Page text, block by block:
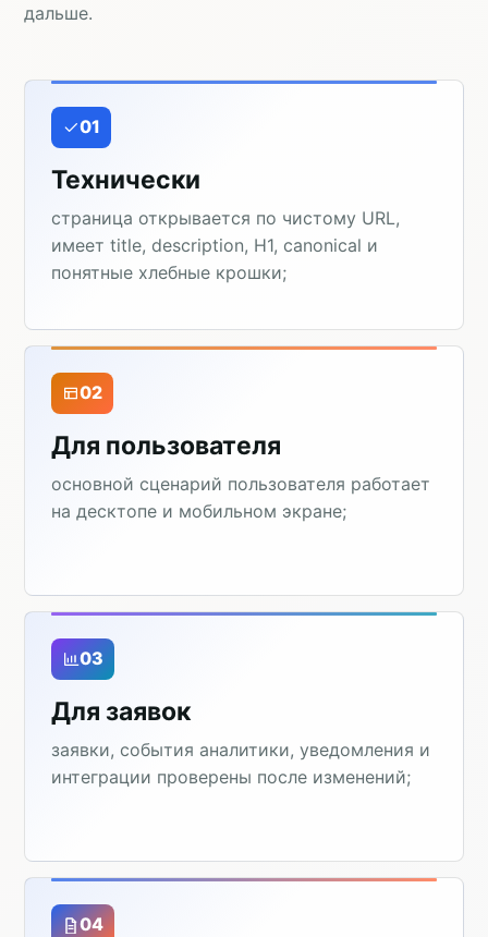
дальше.
01
Технически
страница открывается по чистому URL,
имеет title, description, H1, canonical и
понятные хлебные крошки;
02
Для пользователя
основной сценарий пользователя работает
на десктопе и мобильном экране;
03
Для заявок
заявки, события аналитики, уведомления и
интеграции проверены после изменений;
04